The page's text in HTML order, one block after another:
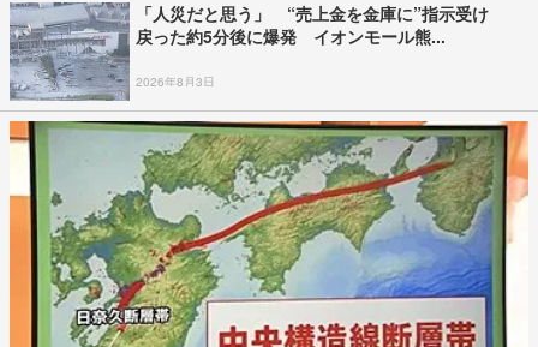
「人災だと思う」 “売上金を金庫に”指示受け
戻った約5分後に爆発 イオンモール熊...
2026年8月3日